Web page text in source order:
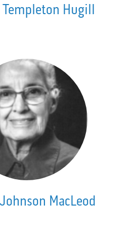
Templeton Hugill
MacLeod